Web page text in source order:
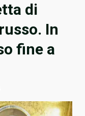
di
In
fine a